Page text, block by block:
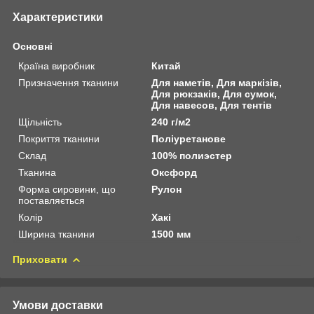
Характеристики
Основні
Країна виробник
Китай
Призначення тканини
Для наметів, Для маркізів,
Для рюкзаків, Для сумок,
Для навесов, Для тентів
Щільність
240 г/м2
Покриття тканини
Поліуретанове
Склад
100% полиэстер
Тканина
Оксфорд
Форма сировини, що
поставляється
Рулон
Колір
Хакі
Ширина тканини
1500 мм
Приховати
Умови доставки